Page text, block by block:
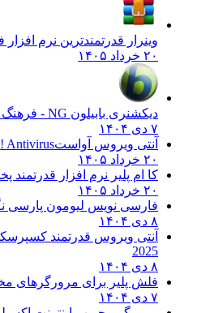
وینرار قدرتمندترین نرم
۲۰ خرداد ۱۴۰۵
دیکشنری بابیلون NG - فرهنگ لغت کامپیوتر
۷ دی ۱۴۰۴
آنتی ویروس آواستAntivirus
۲۰ خرداد ۱۴۰۵
کا ام پلیر نرم افزار
۲۰ خرداد ۱۴۰۵
فارسی نویس لیومون پارسی
۸ دی ۱۴۰۴
آنتی ویروس قدرتمند کسپرسکی
2025
۸ دی ۱۴۰۴
فلش پلیر برای مرورگرهای
۷ دی ۱۴۰۴